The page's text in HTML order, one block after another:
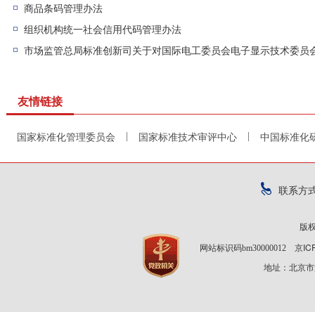
商品条码管理办法
组织机构统一社会信用代码管理办法
友情链接
国家标准化管理委员会 国家标准技术审评中心 中国标准化
联系方
版
网站标识码bm30000012 京
地址：北京